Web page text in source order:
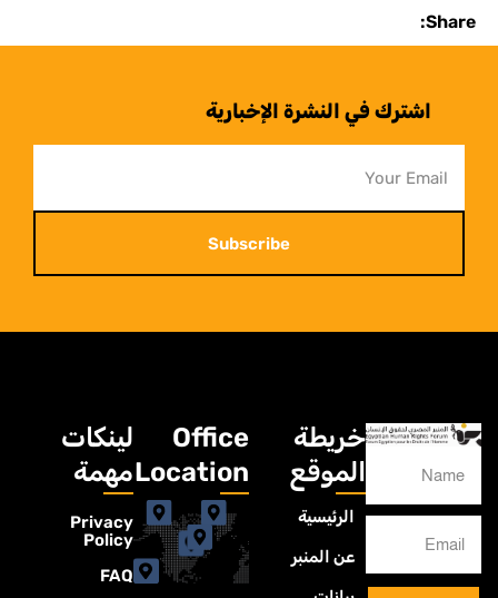
Share:
اشترك في النشرة الإخبارية
Subscribe
خريطة
الموقع
الرئيسية
عن المنبر
Office
Location
لينكات
مهمة
Privacy
Policy
FAQ